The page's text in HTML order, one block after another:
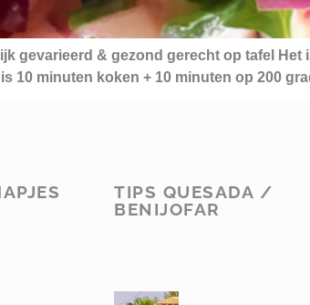
gevarieerd & gezond gerecht op tafel
10 minuten koken + 10 minuten op 200
TIPS QUESADA /
BENIJOFAR